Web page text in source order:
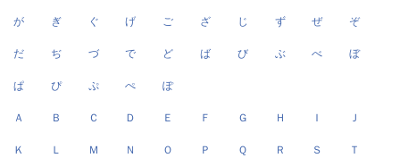
が ぎ ぐ げ ご ざ じ ず ぜ ぞ
だ ぢ づ で ど ば び ぶ べ ぼ
ぱ ぴ ぷ ぺ ぽ
Ａ Ｂ Ｃ Ｄ Ｅ Ｆ Ｇ Ｈ Ｉ Ｊ
Ｋ Ｌ Ｍ Ｎ Ｏ Ｐ Ｑ Ｒ Ｓ Ｔ